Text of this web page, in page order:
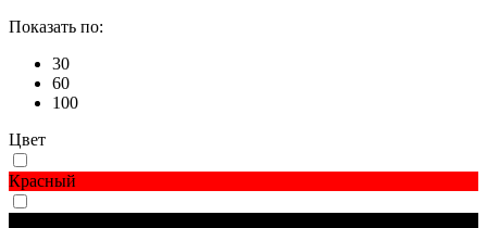
Показать по:
30
60
100
Цвет
Красный